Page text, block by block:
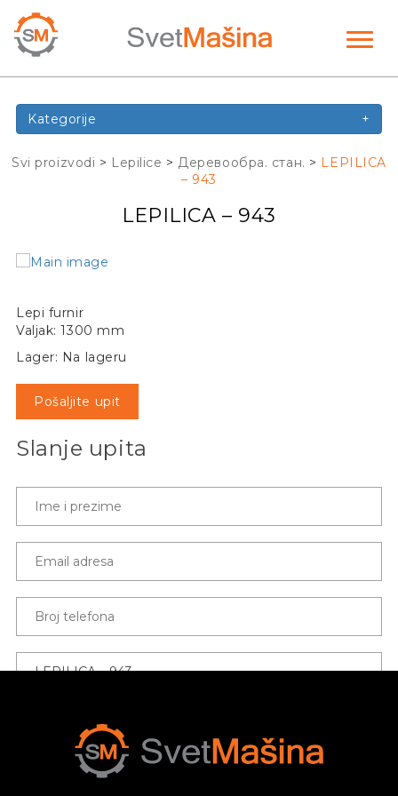
Kategorije +
Svi proizvodi > Lepilice > Деревообра. стан. > LEPILICA
– 943
LEPILICA – 943
Lepi furnir
Valjak: 1300 mm
Lager: Na lageru
Pošaljite upit
Slanje upita